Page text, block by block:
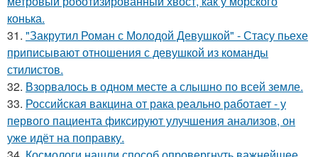
конька.
31. "Закрутил Роман с Молодой Девушкой" - Стасу пьехе
приписывают отношения с девушкой из команды
стилистов.
32. Взорвалось в одном месте а слышно по всей земле.
33. Российская вакцина от рака реально работает - у
первого пациента фиксируют улучшения анализов, он
уже идёт на поправку.